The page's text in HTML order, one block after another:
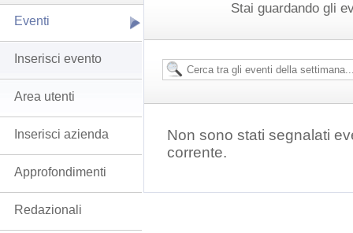
Stai guardando gli
Non sono stati segnalati
corrente.
Eventi
Inserisci evento
Area utenti
Inserisci azienda
Approfondimenti
Redazionali